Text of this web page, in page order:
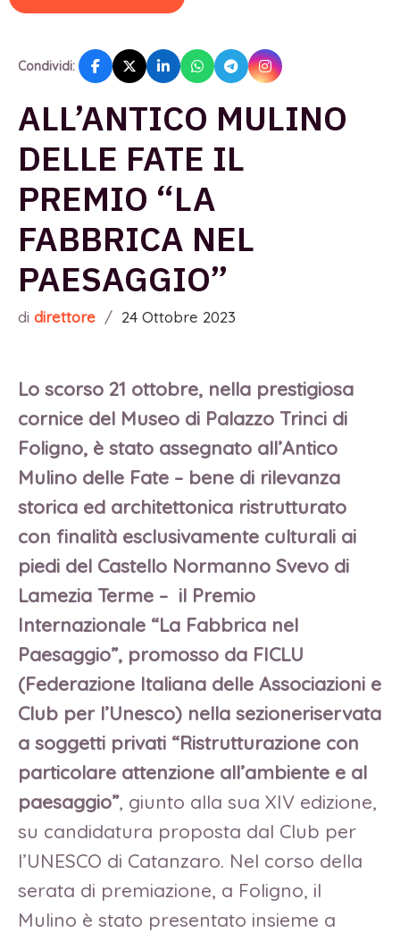
Condividi:
ALL’ANTICO MULINO
DELLE FATE IL
PREMIO “LA
FABBRICA NEL
PAESAGGIO”
di direttore / 24 Ottobre 2023
Lo scorso 21 ottobre, nella prestigiosa
cornice del Museo di Palazzo Trinci di
Foligno, è stato assegnato all’Antico
Mulino delle Fate – bene di rilevanza
storica ed architettonica ristrutturato
con finalità esclusivamente culturali ai
piedi del Castello Normanno Svevo di
Lamezia Terme – il Premio
Internazionale “La Fabbrica nel
Paesaggio”, promosso da FICLU
(Federazione Italiana delle Associazioni e
Club per l’Unesco) nella sezioneriservata
a soggetti privati “Ristrutturazione con
particolare attenzione all’ambiente e al
paesaggio”, giunto alla sua XIV edizione,
su candidatura proposta dal Club per
l’UNESCO di Catanzaro. Nel corso della
serata di premiazione, a Foligno, il
Mulino è stato presentato insieme a